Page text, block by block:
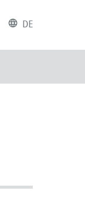
DE